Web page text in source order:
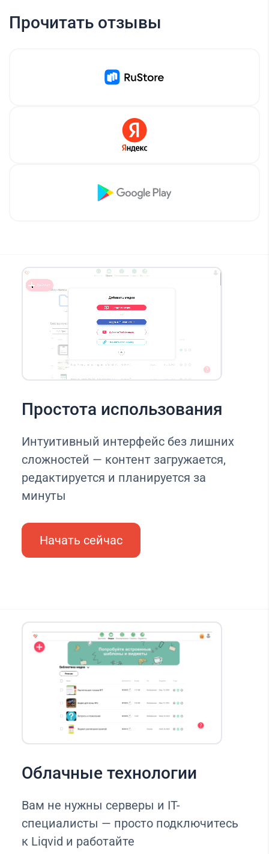
Прочитать отзывы
Простота использования
Интуитивный интерфейс без лишних
сложностей — контент загружается,
редактируется и планируется за
минуты
Начать сейчас
Облачные технологии
Вам не нужны серверы и IT-
специалисты — просто подключитесь
к Liqvid и работайте